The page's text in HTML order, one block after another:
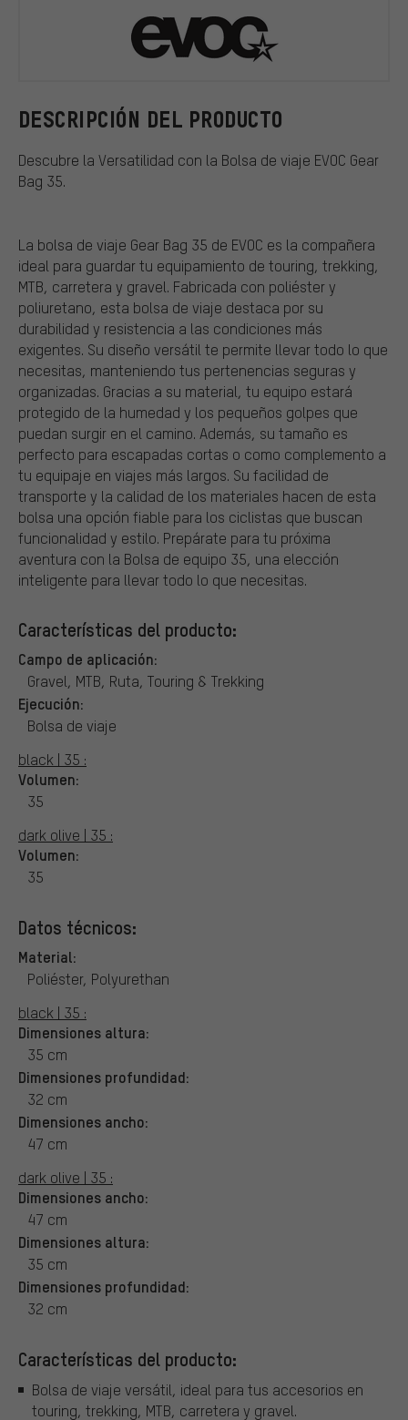
DESCRIPCIÓN DEL PRODUCTO
Descubre la Versatilidad con la Bolsa de viaje EVOC Gear
Bag 35.
La bolsa de viaje Gear Bag 35 de EVOC es la compañera
ideal para guardar tu equipamiento de touring, trekking,
MTB, carretera y gravel. Fabricada con poliéster y
poliuretano, esta bolsa de viaje destaca por su
durabilidad y resistencia a las condiciones más
exigentes. Su diseño versátil te permite llevar todo lo que
necesitas, manteniendo tus pertenencias seguras y
organizadas. Gracias a su material, tu equipo estará
protegido de la humedad y los pequeños golpes que
puedan surgir en el camino. Además, su tamaño es
perfecto para escapadas cortas o como complemento a
tu equipaje en viajes más largos. Su facilidad de
transporte y la calidad de los materiales hacen de esta
bolsa una opción fiable para los ciclistas que buscan
funcionalidad y estilo. Prepárate para tu próxima
aventura con la Bolsa de equipo 35, una elección
inteligente para llevar todo lo que necesitas.
Características del producto:
Campo de aplicación:
Gravel, MTB, Ruta, Touring & Trekking
Ejecución:
Bolsa de viaje
black | 35 :
Volumen:
35
dark olive | 35 :
Volumen:
35
Datos técnicos:
Material:
Poliéster, Polyurethan
black | 35 :
Dimensiones altura:
35 cm
Dimensiones profundidad:
32 cm
Dimensiones ancho:
47 cm
dark olive | 35 :
Dimensiones ancho:
47 cm
Dimensiones altura:
35 cm
Dimensiones profundidad:
32 cm
Características del producto:
Bolsa de viaje versátil, ideal para tus accesorios en
touring, trekking, MTB, carretera y gravel.